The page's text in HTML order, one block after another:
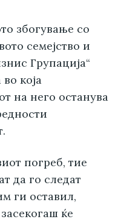
збогување со
семејство и
Групација“
која
на него останува
погреб, тие
да го следат
ги оставил,
ќе